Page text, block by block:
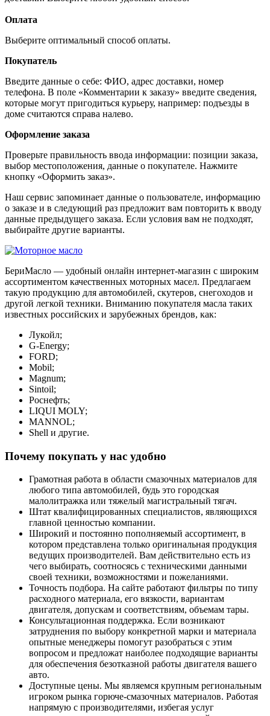
Оплата
Выберите оптимальный способ оплаты.
Покупатель
Введите данные о себе: ФИО, адрес доставки, номер
телефона. В поле «Комментарии к заказу» введите сведения,
которые могут пригодиться курьеру, например: подъезды в
доме считаются справа налево.
Оформление заказа
Проверьте правильность ввода информации: позиции заказа,
выбор местоположения, данные о покупателе. Нажмите
кнопку «Оформить заказ».
Наш сервис запоминает данные о пользователе, информацию
о заказе и в следующий раз предложит вам повторить к вводу
данные предыдущего заказа. Если условия вам не подходят,
выбирайте другие варианты.
БериМасло — удобный онлайн интернет-магазин с широким
ассортиментом качественных моторных масел. Предлагаем
такую продукцию для автомобилей, скутеров, снегоходов и
другой легкой техники. Вниманию покупателя масла таких
известных российских и зарубежных брендов, как:
Лукойл;
G-Energy;
FORD;
Mobil;
Magnum;
Sintoil;
Роснефть;
LIQUI MOLY;
MANNOL;
Shell и другие.
Почему покупать у нас удобно
Грамотная работа в области смазочных материалов для
любого типа автомобилей, будь это городская
малолитражка или тяжелый магистральный тягач.
Штат квалифицированных специалистов, являющихся
главной ценностью компании.
Широкий и постоянно пополняемый ассортимент, в
котором представлена только оригинальная продукция
ведущих производителей. Вам действительно есть из
чего выбирать, соотносясь с техническими данными
своей техники, возможностями и пожеланиями.
Точность подбора. На сайте работают фильтры по типу
расходного материала, его вязкости, вариантам
двигателя, допускам и соответствиям, объемам тары.
Консультационная поддержка. Если возникают
затруднения по выбору конкретной марки и материала
опытные менеджеры помогут разобраться с этим
вопросом и предложат наиболее подходящие варианты
для обеспечения безотказной работы двигателя вашего
авто.
Доступные цены. Мы являемся крупным региональным
игроком рынка горюче-смазочных материалов. Работая
напрямую с производителями, избегая услуг